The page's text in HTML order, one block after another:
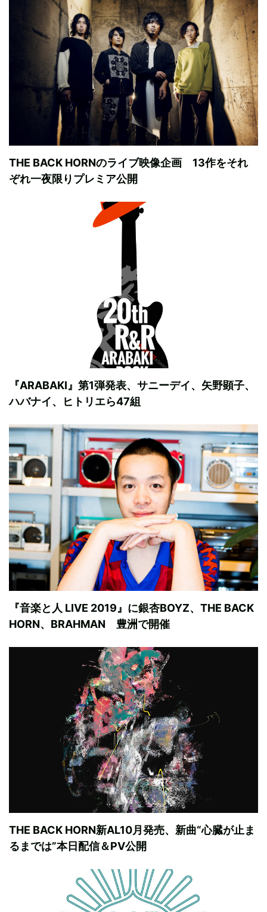
THE BACK HORNのライブ映像企画 13作をそれ
ぞれ一夜限りプレミア公開
『ARABAKI』第1弾発表、サニーデイ、矢野顕子、
ハバナイ、ヒトリエら47組
『音楽と人 LIVE 2019』に銀杏BOYZ、THE BACK
HORN、BRAHMAN 豊洲で開催
THE BACK HORN新AL10月発売、新曲“心臓が止ま
るまでは”本日配信＆PV公開